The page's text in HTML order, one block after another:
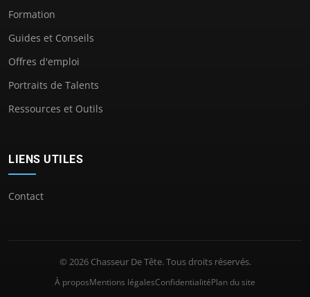
Formation
Guides et Conseils
Offres d'emploi
Portraits de Talents
Ressources et Outils
LIENS UTILES
Contact
© 2026 Chasseur De Tête. Tous droits réservés.
À proposMentions légalesConfidentialitéPlan du site